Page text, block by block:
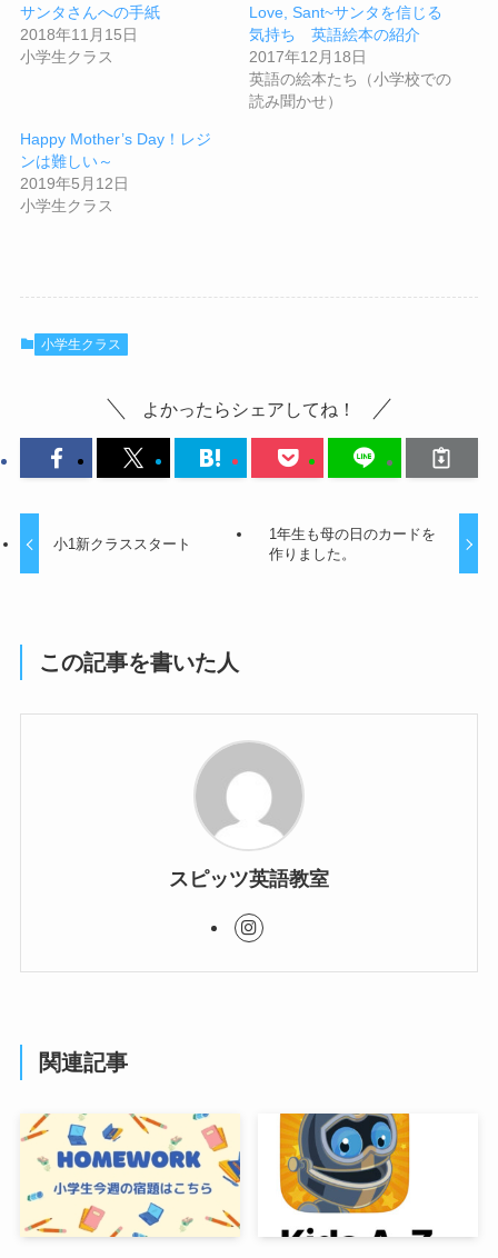
サンタさんへの手紙
2018年11月15日
小学生クラス
Love, Sant~サンタを信じる
気持ち 英語絵本の紹介
2017年12月18日
英語の絵本たち（小学校での
読み聞かせ）
Happy Mother’s Day！レジ
ンは難しい～
2019年5月12日
小学生クラス
小学生クラス
よかったらシェアしてね！
小1新クラススタート
1年生も母の日のカードを
作りました。
この記事を書いた人
スピッツ英語教室
関連記事